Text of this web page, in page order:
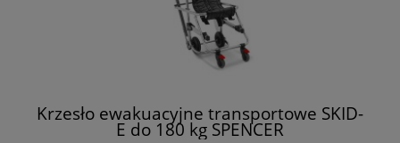
Krzesło ewakuacyjne transportowe SKID-
E do 180 kg SPENCER